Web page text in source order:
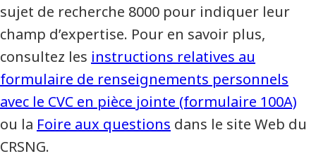
sujet de recherche 8000 pour indiquer leur
champ d’expertise. Pour en savoir plus,
consultez les instructions relatives au
formulaire de renseignements personnels
avec le CVC en pièce jointe (formulaire 100A)
ou la Foire aux questions dans le site Web du
CRSNG.